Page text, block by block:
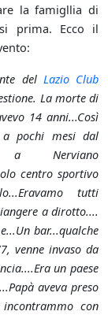
la famigllia di
prima. Ecco il
del Lazio Club
La morte di
14 anni...Così
pochi mesi dal
a Nerviano
centro sportivo
tutti
a dirotto....
bar...qualche
venne invaso da
un paese
aveva preso
con